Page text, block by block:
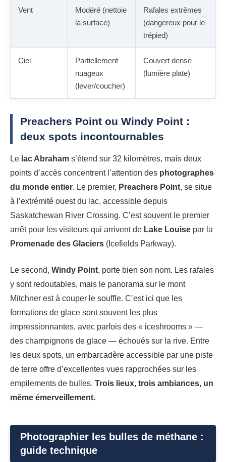
Vent
Modéré (nettoie
la surface)
Rafales extrêmes
(dangereux pour le
trépied)
Ciel
Partiellement
nuageux
(lever/coucher)
Couvert dense
(lumière plate)
Preachers Point ou Windy Point :
deux spots incontournables
Le lac Abraham s’étend sur 32 kilomètres, mais deux
points d’accès concentrent l’attention des photographes
du monde entier. Le premier, Preachers Point, se situe
à l’extrémité ouest du lac, accessible depuis
Saskatchewan River Crossing. C’est souvent le premier
arrêt pour les visiteurs qui arrivent de Lake Louise par la
Promenade des Glaciers (Icefields Parkway).
Le second, Windy Point, porte bien son nom. Les rafales
y sont redoutables, mais le panorama sur le mont
Mitchner est à couper le souffle. C’est ici que les
formations de glace sont souvent les plus
impressionnantes, avec parfois des « iceshrooms » —
des champignons de glace — échoués sur la rive. Entre
les deux spots, un embarcadère accessible par une piste
de terre offre d’excellentes vues rapprochées sur les
empilements de bulles. Trois lieux, trois ambiances, un
même émerveillement.
Photographier les bulles de méthane :
guide technique